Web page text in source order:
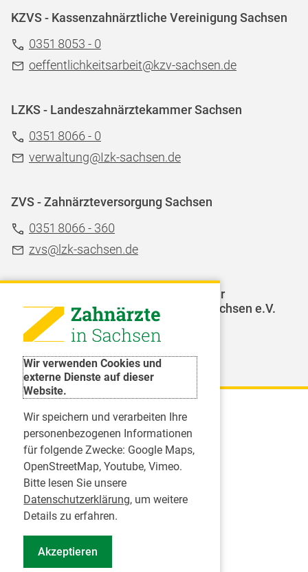
Wir verwenden Cookies und
externe Dienste auf dieser
Website.
Wir speichern und verarbeiten Ihre
personenbezogenen Informationen
für folgende Zwecke: Google Maps,
OpenStreetMap, Youtube, Vimeo.
Bitte lesen Sie unsere
Datenschutzerklärung, um weitere
Details zu erfahren.
Akzeptieren
KZVS - Kassenzahnärztliche Vereinigung Sachsen
0351 8053 - 0
oeffentlichkeitsarbeit@kzv-sachsen.de
LZKS - Landeszahnärztekammer Sachsen
0351 8066 - 0
verwaltung@Izk-sachsen.de
ZVS - Zahnärzteversorgung Sachsen
0351 8066 - 360
zvs@lzk-sachsen.de
LAGZ - Landesarbeitsgemeinschaft für
Jugendzahnpflege des Freistaates Sachsen e.V.
Karriere
Inserate
Praktikum in einer Zahnarztpraxis
Jobs im Zahnärztehaus
Presse
Pressemitteilungen